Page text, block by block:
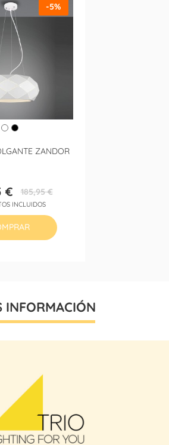
ZANDOR
Precio
€Precio
base
185,95 €
INCLUIDOS
-5%
INFORMACIÓN